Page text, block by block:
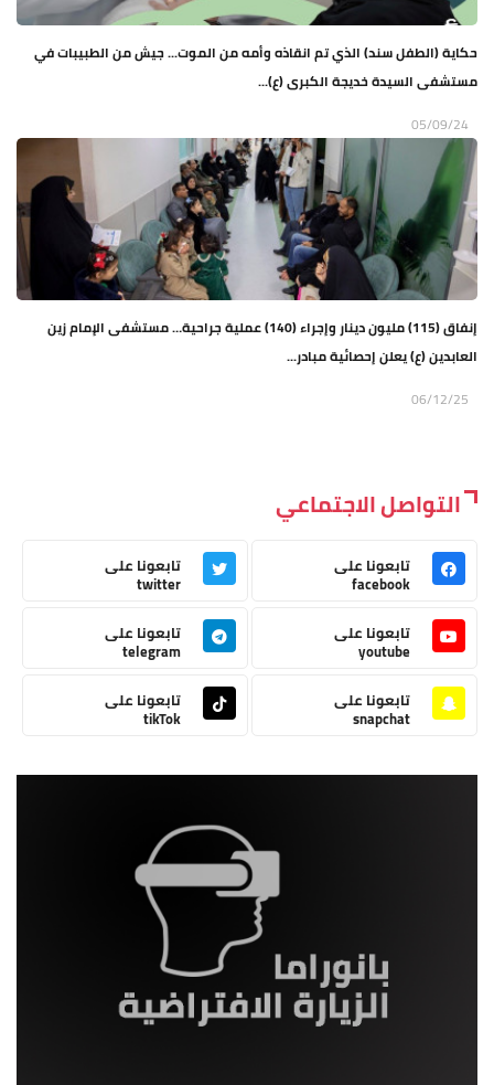
حكاية (الطفل سند) الذي تم انقاذه وأمه من الموت... جيش من الطبيبات في
مستشفى السيدة خديجة الكبرى (ع)...
05/09/24
إنفاق (115) مليون دينار وإجراء (140) عملية جراحية… مستشفى الإمام زين
العابدين (ع) يعلن إحصائية مبادر...
06/12/25
التواصل الاجتماعي
تابعونا على
facebook
تابعونا على
twitter
تابعونا على
youtube
تابعونا على
telegram
تابعونا على
snapchat
تابعونا على
tikTok